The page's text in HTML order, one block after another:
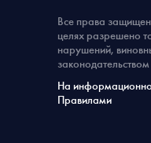
Все права
целях разрешено
нарушений,
На
Правилами